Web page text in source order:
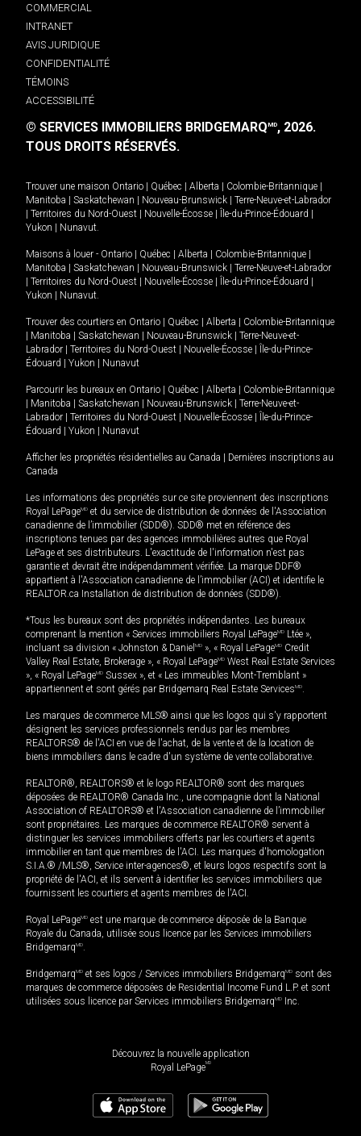
COMMERCIAL
INTRANET
AVIS JURIDIQUE
CONFIDENTIALITÉ
TÉMOINS
ACCESSIBILITÉ
© SERVICES IMMOBILIERS BRIDGEMARQMD, 2026.
TOUS DROITS RÉSERVÉS.
Trouver une maison Ontario | Québec | Alberta | Colombie-Britannique |
Manitoba | Saskatchewan | Nouveau-Brunswick | Terre-Neuve-et-Labrador
| Territoires du Nord-Ouest | Nouvelle-Écosse | Île-du-Prince-Édouard |
Yukon | Nunavut
Maisons à louer - Ontario | Québec | Alberta | Colombie-Britannique |
Manitoba | Saskatchewan | Nouveau-Brunswick | Terre-Neuve-et-Labrador
| Territoires du Nord-Ouest | Nouvelle-Écosse | Île-du-Prince-Édouard |
Yukon | Nunavut
Trouver des courtiers en Ontario | Québec | Alberta | Colombie-Britannique
| Manitoba | Saskatchewan | Nouveau-Brunswick | Terre-Neuve-et-
Labrador | Territoires du Nord-Ouest | Nouvelle-Écosse | Île-du-Prince-
Édouard | Yukon | Nunavut
Parcourir les bureaux en Ontario | Québec | Alberta | Colombie-Britannique
| Manitoba | Saskatchewan | Nouveau-Brunswick | Terre-Neuve-et-
Labrador | Territoires du Nord-Ouest | Nouvelle-Écosse | Île-du-Prince-
Édouard | Yukon | Nunavut
Afficher les propriétés résidentielles au Canada | Dernières inscriptions au
Canada
Les informations des propriétés sur ce site proviennent des inscriptions
Royal LePageMD et du service de distribution de données de l'Association
canadienne de l’immobilier (SDD®). SDD® met en référence des
inscriptions tenues par des agences immobilières autres que Royal
LePage et ses distributeurs. L'exactitude de l'information n'est pas
garantie et devrait être indépendamment vérifiée. La marque DDF®
appartient à l'Association canadienne de l’immobilier (ACI) et identifie le
REALTOR.ca Installation de distribution de données (SDD®).
*Tous les bureaux sont des propriétés indépendantes. Les bureaux
comprenant la mention « Services immobiliers Royal LePageMD Ltée »,
incluant sa division « Johnston & Daniel MD », « Royal LePageMD Credit
Valley Real Estate, Brokerage », « Royal LePageMD West Real Estate Services
», « Royal LePageMD Sussex », et « Les immeubles Mont-Tremblant »
appartiennent et sont gérés par Bridgemarq Real Estate ServicesMD
Les marques de commerce MLS® ainsi que les logos qui s'y rapportent
désignent les services professionnels rendus par les membres
REALTORS® de l'ACI en vue de l'achat, de la vente et de la location de
biens immobiliers dans le cadre d'un système de vente collaborative.
REALTOR®, REALTORS® et le logo REALTOR® sont des marques
déposées de REALTOR® Canada Inc., une compagnie dont la National
Association of REALTORS® et l'Association canadienne de l’immobilier
sont propriétaires. Les marques de commerce REALTOR® servent à
distinguer les services immobiliers offerts par les courtiers et agents
immobilier en tant que membres de l'ACI. Les marques d'homologation
S.I.A.® /MLS®, Service inter-agences®, et leurs logos respectifs sont la
propriété de l'ACI, et ils servent à identifier les services immobiliers que
fournissent les courtiers et agents membres de l'ACI.
Royal LePageMD est une marque de commerce déposée de la Banque
Royale du Canada, utilisée sous licence par les Services immobiliers
BridgemarqMD
BridgemarqMD et ses logos / Services immobiliers BridgemarqMD sont des
marques de commerce déposées de Residential Income Fund L.P. et sont
utilisées sous licence par Services immobiliers BridgemarqMD Inc.
Découvrez la nouvelle application
Royal LePageMD